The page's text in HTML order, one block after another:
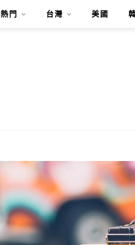
熱門 台灣 美國